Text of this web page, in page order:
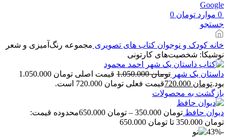
Google
0 موارد تومان
جستجو
خانه کودک و نوجوان کتاب های تصویری مجموعه رنگ‌آمیزی و شعر
نوشیکا: شخصیت‌های کارتونی
داستان یک شهر تومان1.050.000
قیمت اصلی تومان 1.050.000
بود.تومان
قیمت فعلی تومان 720.000 است.
بازگشت به محصولات
دیوان حافظ تومان – تومان
محدوده قیمت:
تومان 350.000 تا تومان 650.000
-43%